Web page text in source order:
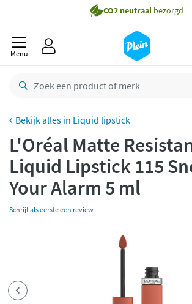
Gratisbezorging vanaf 35,- *
besteld,
Gratisretourneren
Betaal met Klarna
Menu
Liquid lipstick
L'Oréal Matte
Liquid Lipstick 115
Your Alarm 5 ml
Schrijf als eerste een review